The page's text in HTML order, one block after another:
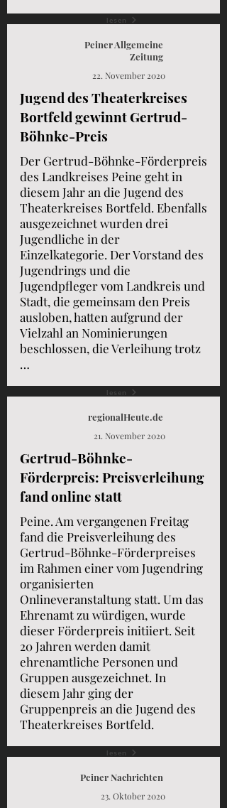
lesen
Peiner Allgemeine
Zeitung
22. November 2020
Jugend des Theaterkreises
Bortfeld gewinnt Gertrud-
Böhnke-Preis
Der Gertrud-Böhnke-Förderpreis
des Landkreises Peine geht in
diesem Jahr an die Jugend des
Theaterkreises Bortfeld. Ebenfalls
ausgezeichnet wurden drei
Jugendliche in der
Einzelkategorie. Der Vorstand des
Jugendrings und die
Jugendpfleger vom Landkreis und
Stadt, die gemeinsam den Preis
ausloben, hatten aufgrund der
Vielzahl an Nominierungen
beschlossen, die Verleihung trotz
…
lesen
regionalHeute.de
21. November 2020
Gertrud-Böhnke-
Förderpreis: Preisverleihung
fand online statt
Peine. Am vergangenen Freitag
fand die Preisverleihung des
Gertrud-Böhnke-Förderpreises
im Rahmen einer vom Jugendring
organisierten
Onlineveranstaltung statt. Um das
Ehrenamt zu würdigen, wurde
dieser Förderpreis initiiert. Seit
20 Jahren werden damit
ehrenamtliche Personen und
Gruppen ausgezeichnet. In
diesem Jahr ging der
Gruppenpreis an die Jugend des
Theaterkreises Bortfeld.
lesen
Peiner Nachrichten
23. Oktober 2020